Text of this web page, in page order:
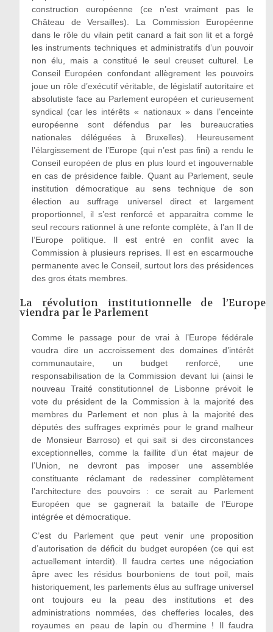
construction européenne (ce n’est vraiment pas le
Château de Versailles). La Commission Européenne
dans le rôle du vilain petit canard a fait son lit et a forgé
les instruments techniques et administratifs d’un pouvoir
non élu, mais a constitué le seul creuset culturel. Le
Conseil Européen confondant allègrement les pouvoirs
joue un rôle d’exécutif véritable, de législatif autoritaire et
absolutiste face au Parlement européen et curieusement
syndical (car les intérêts « nationaux » dans l’enceinte
européenne sont défendus par les bureaucraties
nationales déléguées à Bruxelles). Heureusement
l’élargissement de l’Europe (qui n’est pas fini) a rendu le
Conseil européen de plus en plus lourd et ingouvernable
en cas de présidence faible. Quant au Parlement, seule
institution démocratique au sens technique de son
élection au suffrage universel direct et largement
proportionnel, il s’est renforcé et apparaitra comme le
seul recours rationnel à une refonte complète, à l’an II de
l’Europe politique. Il est entré en conflit avec la
Commission à plusieurs reprises. Il est en escarmouche
permanente avec le Conseil, surtout lors des présidences
des gros états membres.
La révolution institutionnelle de l’Europe
viendra par le Parlement
Comme le passage pour de vrai à l’Europe fédérale
voudra dire un accroissement des domaines d’intérêt
communautaire, un budget renforcé, une
responsabilisation de la Commission devant lui (ainsi le
nouveau Traité constitutionnel de Lisbonne prévoit le
vote du président de la Commission à la majorité des
membres du Parlement et non plus à la majorité des
députés des suffrages exprimés pour le grand malheur
de Monsieur Barroso) et qui sait si des circonstances
exceptionnelles, comme la faillite d’un état majeur de
l’Union, ne devront pas imposer une assemblée
constituante réclamant de redessiner complètement
l’architecture des pouvoirs : ce serait au Parlement
Européen que se gagnerait la bataille de l’Europe
intégrée et démocratique.
C’est du Parlement que peut venir une proposition
d’autorisation de déficit du budget européen (ce qui est
actuellement interdit). Il faudra certes une négociation
âpre avec les résidus bourboniens de tout poil, mais
historiquement, les parlements élus au suffrage universel
ont toujours eu la peau des institutions et des
administrations nommées, des chefferies locales, des
royaumes en peau de lapin ou d’hermine ! Il faudra